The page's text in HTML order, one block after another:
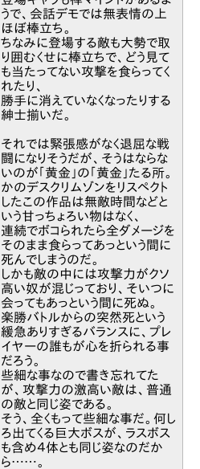
うで、会話デモでは無表情の上
ほぼ棒立ち。
ちなみに登場する敵も大勢で取
り囲むくせに棒立ちで、どう見て
も当たってない攻撃を食らってく
れたり、
勝手に消えていなくなったりする
紳士揃いだ。
それでは緊張感がなく退屈な戦
闘になりそうだが、そうはならな
いのが「黄金」の「黄金」たる所。
かのデスクリムゾンをリスペクト
したこの作品は無敵時間などと
いう甘っちょろい物はなく、
連続でボコられたら全ダメージを
そのまま食らってあっという間に
死んでしまうのだ。
しかも敵の中には攻撃力がクソ
高い奴が混じっており、そいつに
会ってもあっという間に死ぬ。
楽勝バトルからの突然死という
緩急ありすぎるバランスに、プレ
イヤーの誰もが心を折られる事
だろう。
些細な事なので書き忘れてた
が、攻撃力の激高い敵は、普通
の敵と同じ姿である。
そう、全くもって些細な事だ。何し
ろ出てくる巨大ボスが、ラスボス
も含め４体とも同じ姿なのだか
ら……。